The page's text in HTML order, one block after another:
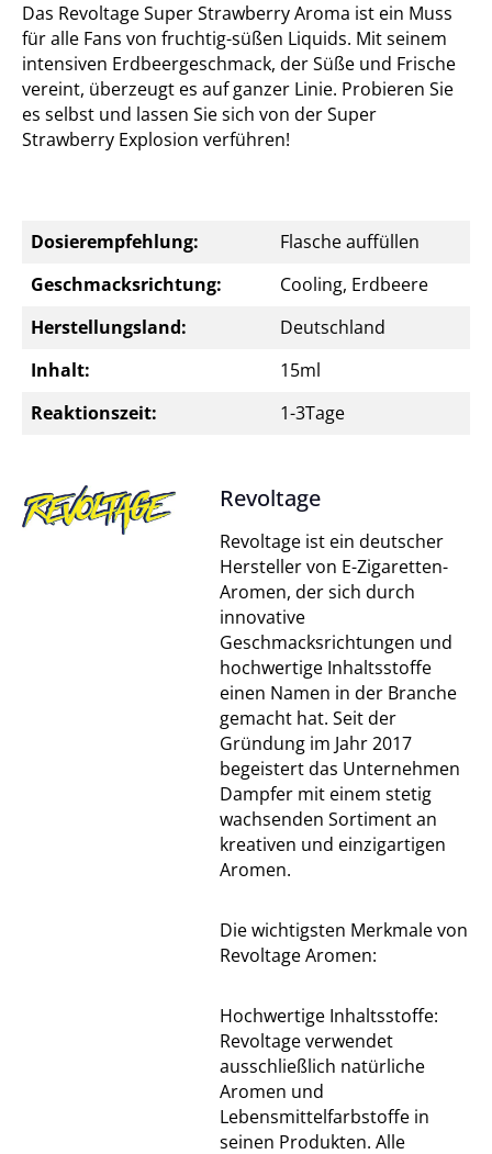
Das Revoltage Super Strawberry Aroma ist ein Muss
für alle Fans von fruchtig-süßen Liquids. Mit seinem
intensiven Erdbeergeschmack, der Süße und Frische
vereint, überzeugt es auf ganzer Linie. Probieren Sie
es selbst und lassen Sie sich von der Super
Strawberry Explosion verführen!
Dosierempfehlung:
Flasche auffüllen
Geschmacksrichtung:
Cooling, Erdbeere
Herstellungsland:
Deutschland
Inhalt:
15ml
Reaktionszeit:
1-3Tage
Revoltage
Revoltage ist ein deutscher
Hersteller von E-Zigaretten-
Aromen, der sich durch
innovative
Geschmacksrichtungen und
hochwertige Inhaltsstoffe
einen Namen in der Branche
gemacht hat. Seit der
Gründung im Jahr 2017
begeistert das Unternehmen
Dampfer mit einem stetig
wachsenden Sortiment an
kreativen und einzigartigen
Aromen.
Die wichtigsten Merkmale von
Revoltage Aromen:
Hochwertige Inhaltsstoffe:
Revoltage verwendet
ausschließlich natürliche
Aromen und
Lebensmittelfarbstoffe in
seinen Produkten. Alle